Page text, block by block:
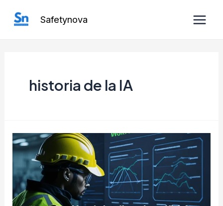
Safetynova
historia de la IA